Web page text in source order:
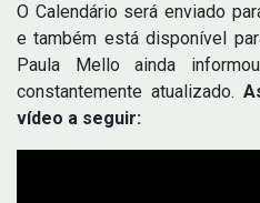
O Calendário será enviado
e também está disponível
Paula Mello ainda
constantemente atualizado.
vídeo a seguir: